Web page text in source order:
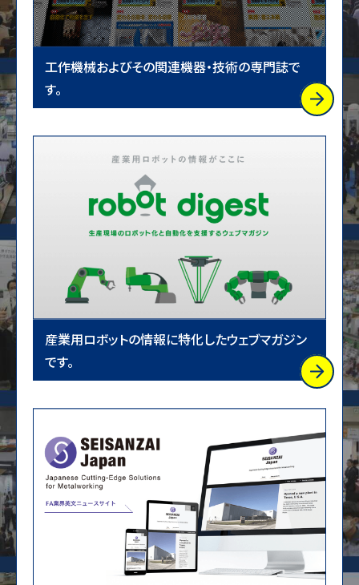
工作機械およびその関連機器・技術の専門誌で
す。
産業用ロボットの情報に特化したウェブマガジン
です。